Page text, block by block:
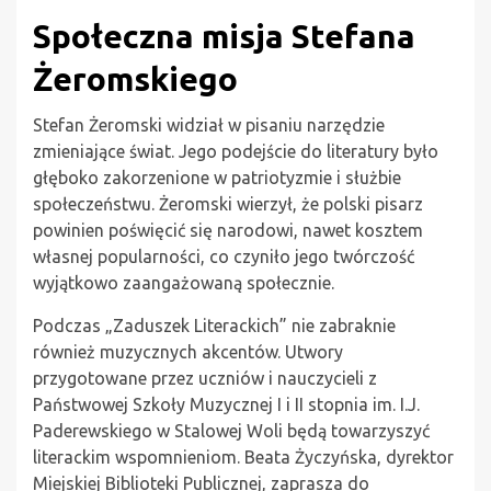
Społeczna misja Stefana
Żeromskiego
Stefan Żeromski widział w pisaniu narzędzie
zmieniające świat. Jego podejście do literatury było
głęboko zakorzenione w patriotyzmie i służbie
społeczeństwu. Żeromski wierzył, że polski pisarz
powinien poświęcić się narodowi, nawet kosztem
własnej popularności, co czyniło jego twórczość
wyjątkowo zaangażowaną społecznie.
Podczas „Zaduszek Literackich” nie zabraknie
również muzycznych akcentów. Utwory
przygotowane przez uczniów i nauczycieli z
Państwowej Szkoły Muzycznej I i II stopnia im. I.J.
Paderewskiego w Stalowej Woli będą towarzyszyć
literackim wspomnieniom. Beata Życzyńska, dyrektor
Miejskiej Biblioteki Publicznej, zaprasza do